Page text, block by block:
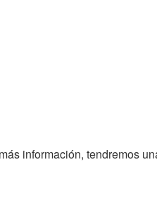
información, tendremos